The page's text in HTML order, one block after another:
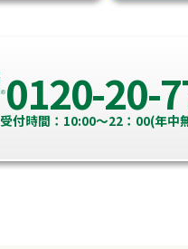
0120-20-
受付時間：10:00～22：00(年中